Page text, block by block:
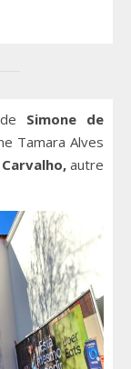
Simone de
Tamara Alves
autre